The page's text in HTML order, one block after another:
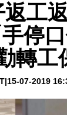
工
停
轉工
|15-07-2019